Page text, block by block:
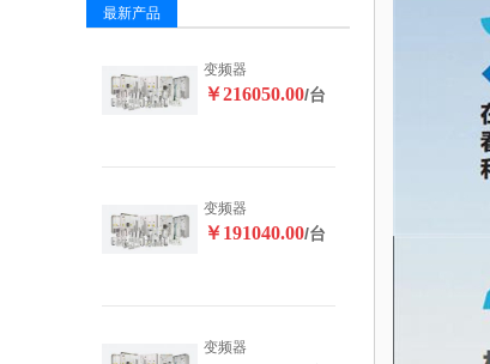
最新产品
变频器
￥216050.00/台
变频器
￥191040.00/台
变频器